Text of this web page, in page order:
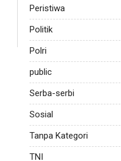
Peristiwa
Politik
Polri
public
Serba-serbi
Sosial
Tanpa Kategori
TNI